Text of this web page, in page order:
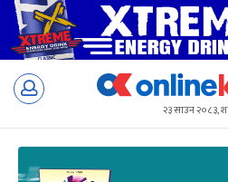
Skip
२३ साउन २०८३,